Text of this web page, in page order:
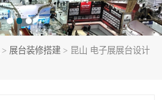
> 展台装修搭建 > 昆山 电子展展台设计
展会搭建
展会服务